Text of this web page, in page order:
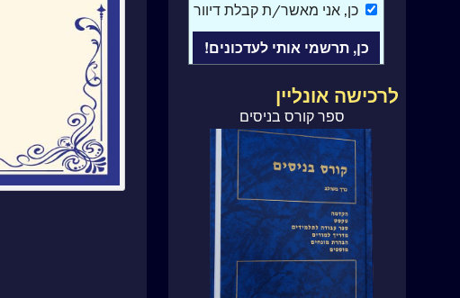
כן, אני מאשר/ת קבלת דיוור
לרכישה אונליין
ספר קורס בניסים